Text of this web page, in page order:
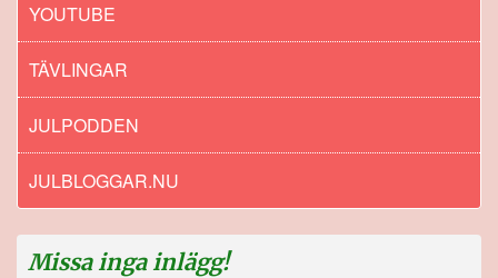
YOUTUBE
TÄVLINGAR
JULPODDEN
JULBLOGGAR.NU
Missa inga inlägg!